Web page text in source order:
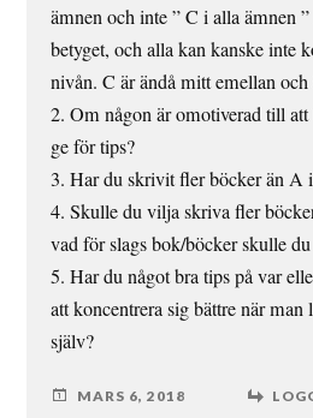
ämnen och inte ” C i alla ämnen
betyget, och alla kan kanske inte
nivån. C är ändå mitt emellan och
2. Om någon är omotiverad till
ge för tips?
3. Har du skrivit fler böcker än A
4. Skulle du vilja skriva fler
vad för slags bok/böcker skulle
5. Har du något bra tips på var
att koncentrera sig bättre när man
själv?
MARS 6, 2018